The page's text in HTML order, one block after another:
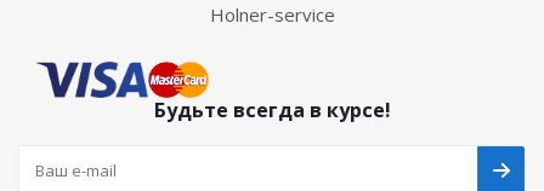
Holner-service
Будьте всегда в курсе!